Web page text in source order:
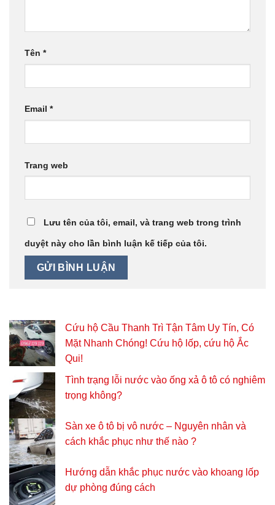
Tên *
Email *
Trang web
Lưu tên của tôi, email, và trang web trong trình
duyệt này cho lần bình luận kế tiếp của tôi.
Cứu hộ Cầu Thanh Trì Tận Tâm Uy Tín, Có
Mặt Nhanh Chóng! Cứu hộ lốp, cứu hộ Ắc
Qui!
Tình trạng lỗi nước vào ống xả ô tô có nghiêm
trọng không?
Sàn xe ô tô bị vô nước – Nguyên nhân và
cách khắc phục như thế nào ?
Hướng dẫn khắc phục nước vào khoang lốp
dự phòng đúng cách